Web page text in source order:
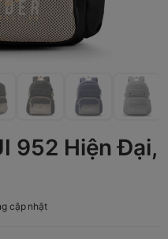
952 Hiện Đại,
cập nhật